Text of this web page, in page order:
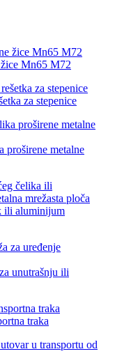
Mn65 M72
za stepenice
proširene metalne
ili aluminijum
unutrašnju ili
traka